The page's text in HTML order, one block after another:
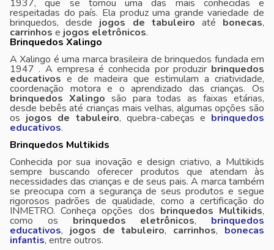
1937, que se tornou uma das mais conhecidas e
respeitadas do país. Ela produz uma grande variedade de
brinquedos, desde jogos de tabuleiro até bonecas,
carrinhos e jogos eletrônicos.
Brinquedos Xalingo
A Xalingo é uma marca brasileira de brinquedos fundada em
1947 . A empresa é conhecida por produzir brinquedos
educativos e de madeira que estimulam a criatividade,
coordenação motora e o aprendizado das crianças. Os
brinquedos Xalingo são para todas as faixas etárias,
desde bebês até crianças mais velhas, algumas opções são
os jogos de tabuleiro, quebra-cabeças e brinquedos
educativos.
Brinquedos Multikids
Conhecida por sua inovação e design criativo, a Multikids
sempre buscando oferecer produtos que atendam às
necessidades das crianças e de seus pais. A marca também
se preocupa com a segurança de seus produtos e segue
rigorosos padrões de qualidade, como a certificação do
INMETRO. Conheça opções dos brinquedos Multikids,
como os brinquedos eletrônicos, brinquedos
educativos, jogos de tabuleiro, carrinhos, bonecas
infantis, entre outros.